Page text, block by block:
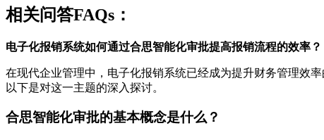
相关问答FAQs：
电子化报销系统如何通过合思智能化审批提高报销流程的效率？
在现代企业管理中，电子化报销系统已经成为提升财务管理效
以下是对这一主题的深入探讨。
合思智能化审批的基本概念是什么？